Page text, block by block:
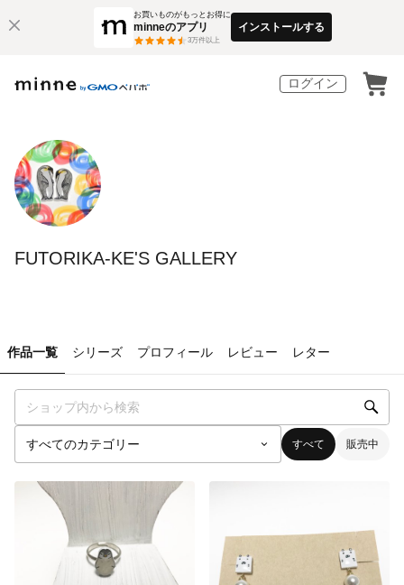
お買いものがもっとお得に
minneのアプリ
3万件以上
インストールする
ログイン
FUTORIKA-KE'S GALLERY
作品一覧 シリーズ プロフィール レビュー レター
すべて 販売中